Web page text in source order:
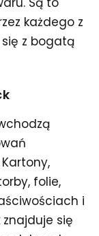
każdego z
z bogatą
folie,
i
znajduje się